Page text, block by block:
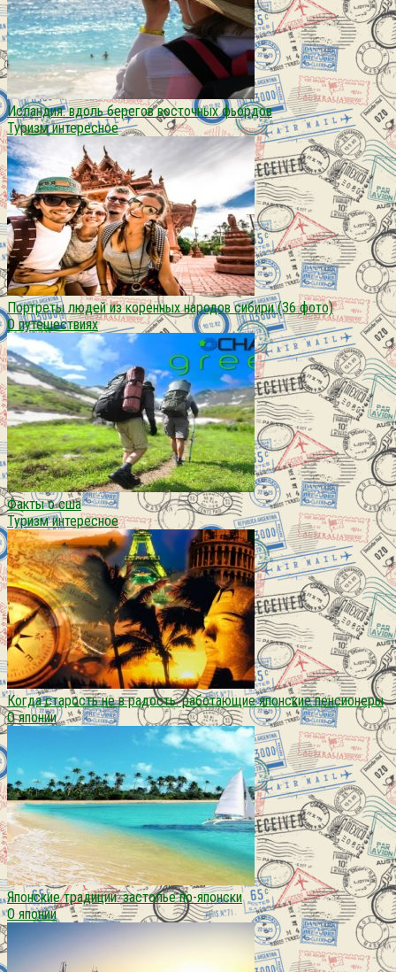
Исландия. вдоль берегов восточных фьордов
Туризм интересное
Портреты людей из коренных народов сибири (36 фото)
О путешествиях
Факты о сша
Туризм интересное
Когда старость не в радость: работающие японские пенсионеры
О японии
Японские традиции. застолье по-японски
О японии